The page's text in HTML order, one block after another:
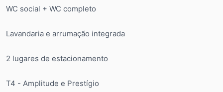
WC social + WC completo
Lavandaria e arrumação integrada
2 lugares de estacionamento
T4 - Amplitude e Prestígio